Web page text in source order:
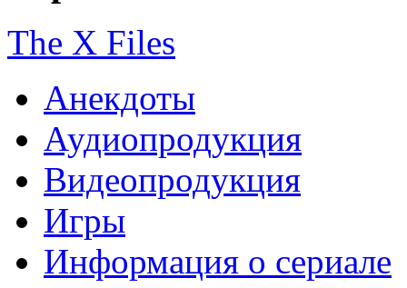
The X Files
Анекдоты
Аудиопродукция
Видеопродукция
Игры
Информация о сериале